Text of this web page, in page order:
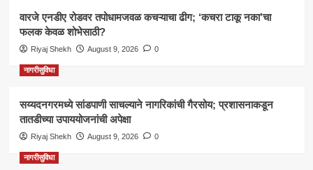
वारजे एनडीए रोडवर तपोधामजवळ कचऱ्याचा ढीग; ‘कचरा टाकू नका’चा
फलक केवळ शोभेसाठी?
Riyaj Shekh August 9, 2026 0
नागरीसुविधा
सय्यदनगरमध्ये सांडपाणी साचल्याने नागरिकांची गैरसोय; प्रशासनाकडून
तातडीच्या उपाययोजनांची अपेक्षा
Riyaj Shekh August 9, 2026 0
नागरीसुविधा